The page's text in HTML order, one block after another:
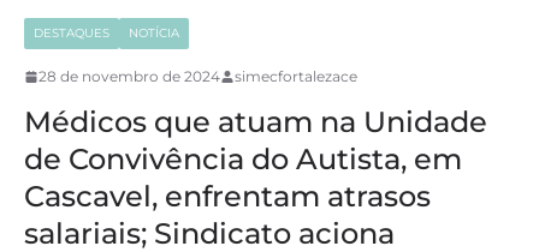
DESTAQUES NOTÍCIA
28 de novembro de 2024 simecfortalezace
Médicos que atuam na Unidade
de Convivência do Autista, em
Cascavel, enfrentam atrasos
salariais; Sindicato aciona